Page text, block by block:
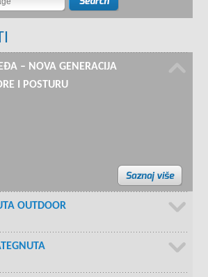
– NOVA GENERACIJA
I POSTURU
OUTDOOR